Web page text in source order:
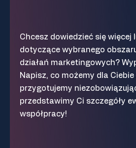
Chcesz dowiedzieć się więcej
dotyczące wybranego
działań marketingowych?
Napisz, co możemy dla
przygotujemy
przedstawimy Ci szczegóły
współpracy!